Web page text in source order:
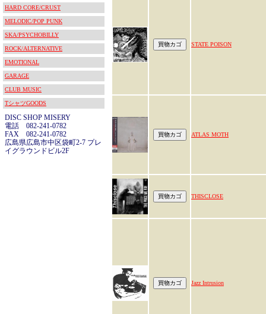
HARD CORE/CRUST
MELODIC/POP PUNK
SKA/PSYCHOBILLY
ROCK/ALTERNATIVE
EMOTIONAL
GARAGE
CLUB MUSIC
TシャツGOODS
DISC SHOP MISERY
電話 082-241-0782
FAX 082-241-0782
広島県広島市中区袋町2-7 プレ
イグラウンドビル2F
STATE POISON
ATLAS MOTH
THISCLOSE
Jazz Intrusion